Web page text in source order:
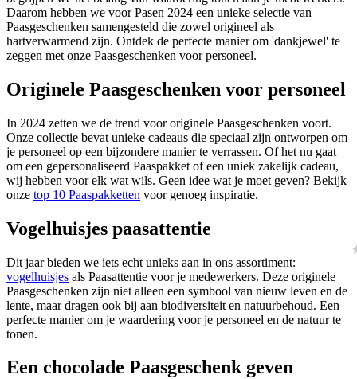
Daarom hebben we voor Pasen 2024 een unieke selectie van
Paasgeschenken samengesteld die zowel origineel als
hartverwarmend zijn. Ontdek de perfecte manier om 'dankjewel' te
zeggen met onze Paasgeschenken voor personeel.
Originele Paasgeschenken voor personeel
In 2024 zetten we de trend voor originele Paasgeschenken voort.
Onze collectie bevat unieke cadeaus die speciaal zijn ontworpen om
je personeel op een bijzondere manier te verrassen. Of het nu gaat
om een gepersonaliseerd Paaspakket of een uniek zakelijk cadeau,
wij hebben voor elk wat wils. Geen idee wat je moet geven? Bekijk
onze top 10 Paaspakketten voor genoeg inspiratie.
Vogelhuisjes paasattentie
Dit jaar bieden we iets echt unieks aan in ons assortiment:
vogelhuisjes als Paasattentie voor je medewerkers. Deze originele
Paasgeschenken zijn niet alleen een symbool van nieuw leven en de
lente, maar dragen ook bij aan biodiversiteit en natuurbehoud. Een
perfecte manier om je waardering voor je personeel en de natuur te
tonen.
Een chocolade Paasgeschenk geven